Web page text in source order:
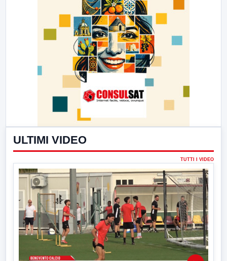
ULTIMI VIDEO
TUTTI I VIDEO